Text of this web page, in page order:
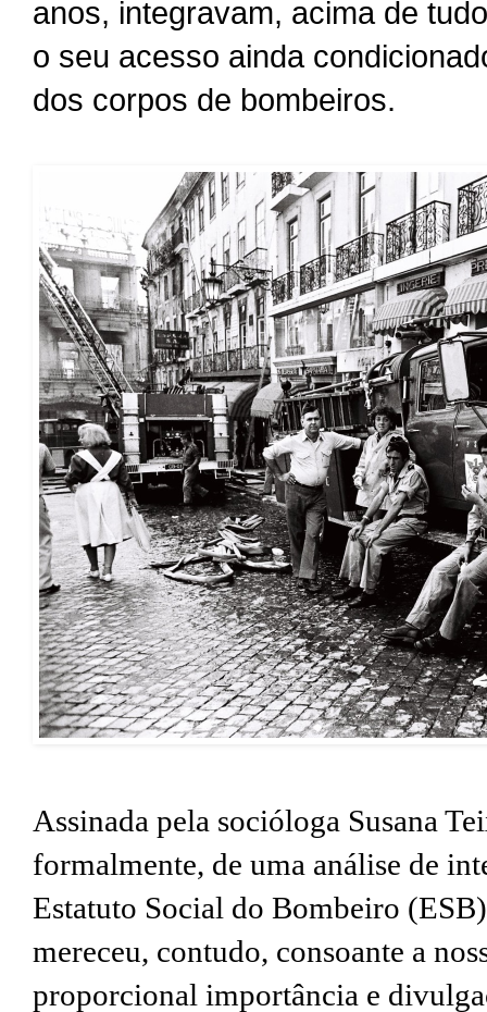
anos, integravam, acima de
o seu acesso ainda
dos corpos de bombeiros.
Assinada pela socióloga Susana
formalmente, de uma análise de
Estatuto Social do Bombeiro
mereceu, contudo, consoante a
proporcional importância e